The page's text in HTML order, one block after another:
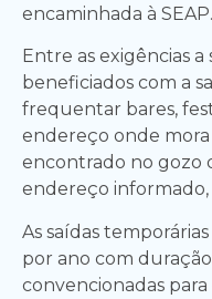
encaminhada à SEAP.
Entre as exigências
beneficiados com a
frequentar bares,
endereço onde
encontrado no gozo
endereço
As saídas
por ano com
convencionadas